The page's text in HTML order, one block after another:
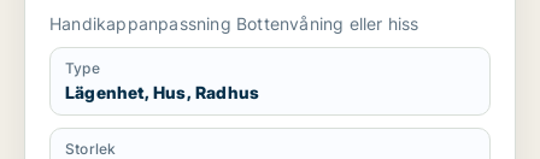
Handikappanpassning Bottenvåning eller hiss
Type
Lägenhet, Hus, Radhus
Storlek